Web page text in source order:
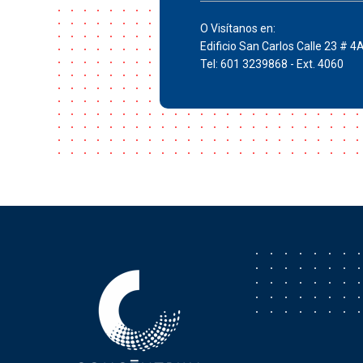
O Visítanos en:
Edificio San Carlos Calle 23 #
Tel: 601 3239868 - Ext. 4060